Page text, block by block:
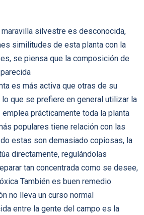
silvestre es desconocida,
similitudes de esta planta con la
se piensa que la composición de
es más activa que otras de su
que se prefiere en general utilizar la
prácticamente toda la planta
populares tiene relación con las
estas son demasiado copiosas, la
directamente, regulándolas
tan concentrada como se desee,
También es buen remedio
no lleva un curso normal
entre la gente del campo es la